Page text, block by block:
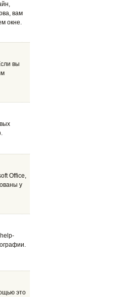
вам
окне.
вы
Office,
у
это